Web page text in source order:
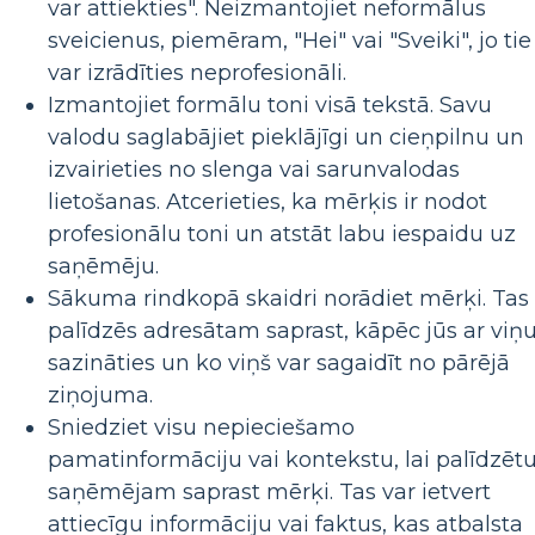
var attiekties". Neizmantojiet neformālus
sveicienus, piemēram, "Hei" vai "Sveiki", jo tie
var izrādīties neprofesionāli.
Izmantojiet formālu toni visā tekstā. Savu
valodu saglabājiet pieklājīgi un cieņpilnu un
izvairieties no slenga vai sarunvalodas
lietošanas. Atcerieties, ka mērķis ir nodot
profesionālu toni un atstāt labu iespaidu uz
saņēmēju.
Sākuma rindkopā skaidri norādiet mērķi. Tas
palīdzēs adresātam saprast, kāpēc jūs ar
sazināties un ko viņš var sagaidīt no pārējā
ziņojuma.
Sniedziet visu nepieciešamo
pamatinformāciju vai kontekstu, lai
saņēmējam saprast mērķi. Tas var ietvert
attiecīgu informāciju vai faktus, kas atbalsta